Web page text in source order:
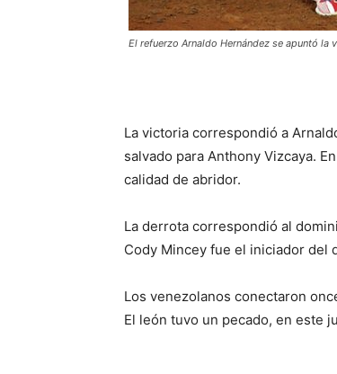
El refuerzo Arnaldo Hernández se apuntó la
La victoria correspondió a
salvado para Anthony Vizcaya.
calidad de abridor.
La derrota correspondió al
Cody Mincey fue el iniciador del
Los venezolanos conectaron
El león tuvo un pecado, en este